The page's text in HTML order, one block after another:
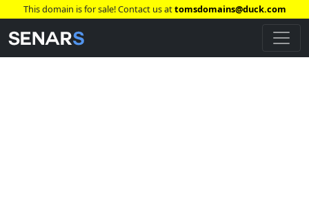
This domain is for sale! Contact us attomsdomains@duck.com